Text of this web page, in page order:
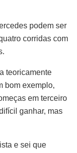
podem ser
corridas com
teoricamente
bom exemplo,
em terceiro
ganhar, mas
e sei que